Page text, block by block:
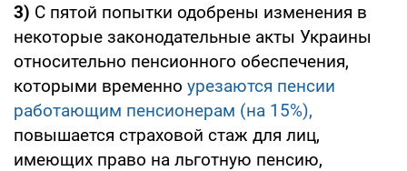
3) С пятой попытки одобрены изменения в
некоторые законодательные акты Украины
относительно пенсионного обеспечения,
которыми временно урезаются пенсии
работающим пенсионерам (на 15%),
повышается страховой стаж для лиц,
имеющих право на льготную пенсию,